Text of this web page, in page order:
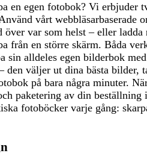
en egen fotobok? Vi erbjuder
vårt webbläsarbaserade
över var som helst – eller
från en större skärm. Båda
sin alldeles egen bilderbok
den väljer ut dina bästa bilder,
på bara några minuter.
paketering av din
fotoböcker varje gång: